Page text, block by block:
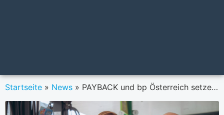
Startseite » News » PAYBACK und bp Österreich setzen Zusammenarbeit fort